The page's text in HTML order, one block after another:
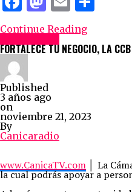
Continue Reading
FORTALECE TU NEGOCIO, LA
Published
3 años ago
on
noviembre 21, 2023
By
Canicaradio
www.CanicaTV.com │ La
la cual podrás apoyar a